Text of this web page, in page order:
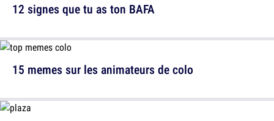
12 signes que tu as ton BAFA
15 memes sur les animateurs de colo